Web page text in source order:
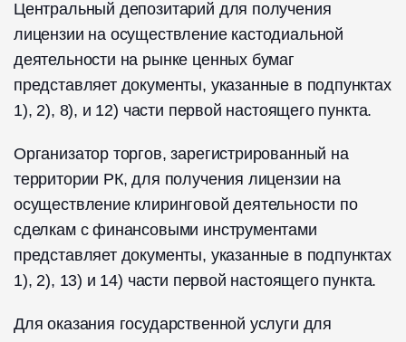
Центральный депозитарий для получения
лицензии на осуществление кастодиальной
деятельности на рынке ценных бумаг
представляет документы, указанные в подпунктах
1), 2), 8), и 12) части первой настоящего пункта.
Организатор торгов, зарегистрированный на
территории РК, для получения лицензии на
осуществление клиринговой деятельности по
сделкам с финансовыми инструментами
представляет документы, указанные в подпунктах
1), 2), 13) и 14) части первой настоящего пункта.
Для оказания государственной услуги для